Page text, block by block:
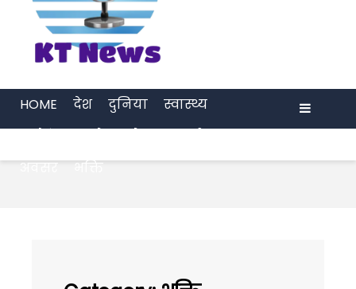
HOME देश दुनिया
स्वास्थ्य
अवसर
भक्ति